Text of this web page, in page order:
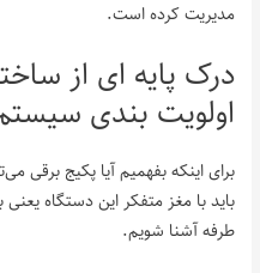
مدیریت کرده است.
درک پایه ای از
اولویت بندی
برای اینکه بفهمیم آیا پکیج برقی
باید با مغز متفکر این دستگاه
طرفه آشنا شویم.